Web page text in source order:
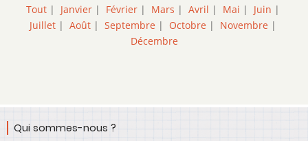
Tout| Janvier| Février| Mars | Avril | Mai | Juin |
Juillet| Août| Septembre | Octobre | Novembre |
Décembre
Qui sommes-nous ?